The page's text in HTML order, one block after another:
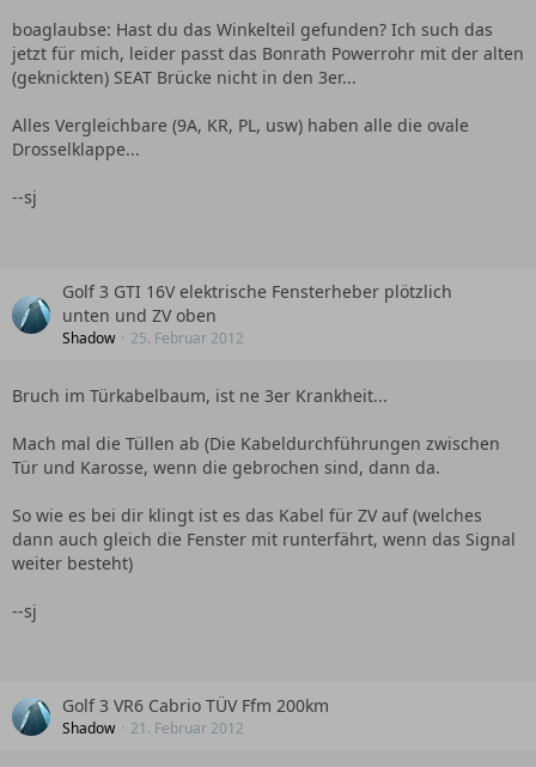
boaglaubse: Hast du das Winkelteil gefunden? Ich such das
jetzt für mich, leider passt das Bonrath Powerrohr mit der alten
(geknickten) SEAT Brücke nicht in den 3er...
Alles Vergleichbare (9A, KR, PL, usw) haben alle die ovale
Drosselklappe...
--sj
Golf 3 GTI 16V elektrische Fensterheber plötzlich
unten und ZV oben
Shadow 25. Februar 2012
Bruch im Türkabelbaum, ist ne 3er Krankheit...
Mach mal die Tüllen ab (Die Kabeldurchführungen zwischen
Tür und Karosse, wenn die gebrochen sind, dann da.
So wie es bei dir klingt ist es das Kabel für ZV auf (welches
dann auch gleich die Fenster mit runterfährt, wenn das Signal
weiter besteht)
--sj
Golf 3 VR6 Cabrio TÜV Ffm 200km
Shadow 21. Februar 2012